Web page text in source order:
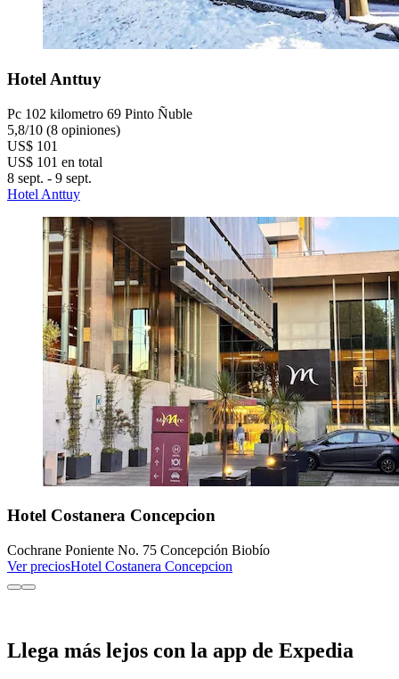
Hotel Anttuy
Pc 102 kilometro 69 Pinto Ñuble
5,8/10 (8 opiniones)
US$ 101
US$ 101 en total
8 sept. - 9 sept.
Hotel Anttuy
Hotel Costanera Concepcion
Cochrane Poniente No. 75 Concepción Biobío
Ver preciosHotel Costanera Concepcion
Llega más lejos con la app de Expedia